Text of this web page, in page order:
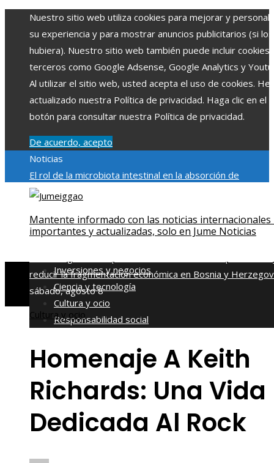
Nuestro sitio web utiliza cookies para mejorar y
su experiencia y para mostrar anuncios publicitarios (si los
hubiera). Nuestro sitio web también puede incluir cookies
terceros como Google Adsense, Google Analytics y
Al utilizar el sitio web, usted acepta el uso de cookies.
actualizado nuestra Política de privacidad. Haga clic en el
botón para consultar nuestra Política de privacidad.
De acuerdo, acepto
Noticias
El rol de la microbiota intestinal en la absorción de
nutrientesReformas regulatorias derivadas de desastres
Patrimonio de la Humanidad y su importanciaImpacto
económico y social de la estacionalidad turística en
reducir la fragmentación económica en Bosnia y
sábado, agosto 8
Mantente informado con las noticias internacionales
importantes y actualizadas, solo en Jume Noticias
Inversiones y negocios
Ciencia y tecnología
Cultura y ocio
Responsabilidad social
Cultura y ocio
Homenaje A Keith
Richards: Una Vida
Dedicada Al Rock